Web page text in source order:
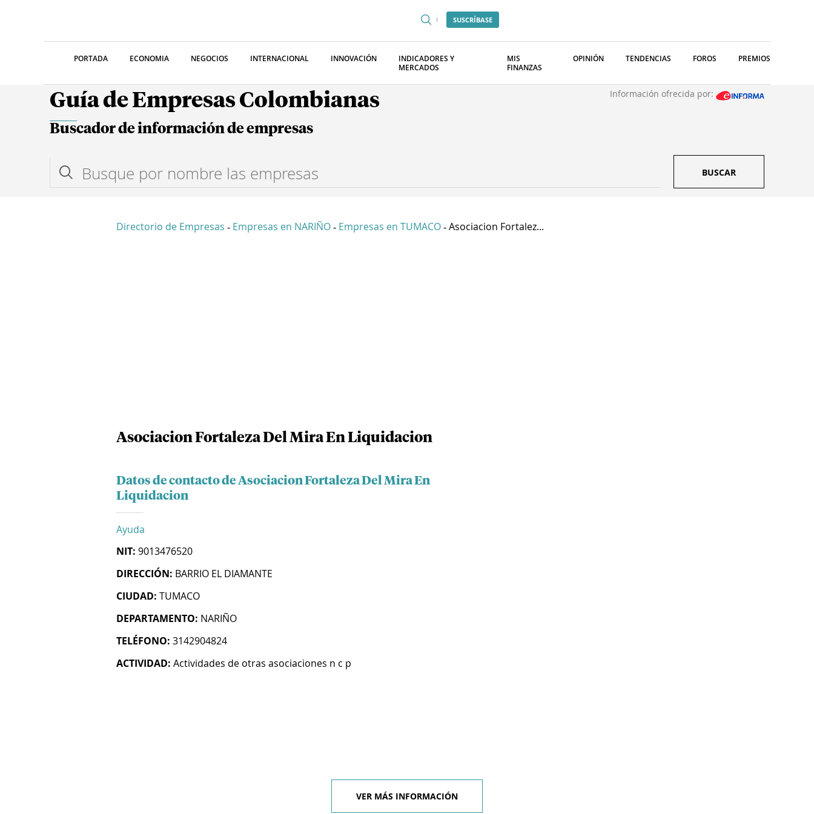
SUSCRÍBASE
PORTADA ECONOMIA NEGOCIOS INTERNACIONAL INNOVACIÓN
INDICADORES Y
MERCADOS
MIS
FINANZAS
OPINIÓN TENDENCIAS FOROS PREMIOS
Guía de Empresas Colombianas Información ofrecida por:
Buscador de información de empresas
BUSCAR
Directorio de Empresas - Empresas en NARIÑO - Empresas en TUMACO - Asociacion Fortalez...
Asociacion Fortaleza Del Mira En Liquidacion
Datos de contacto de Asociacion Fortaleza Del Mira En
Liquidacion
Ayuda
NIT: 9013476520
DIRECCIÓN: BARRIO EL DIAMANTE
CIUDAD: TUMACO
DEPARTAMENTO: NARIÑO
TELÉFONO: 3142904824
ACTIVIDAD: Actividades de otras asociaciones n c p
VER MÁS INFORMACIÓN